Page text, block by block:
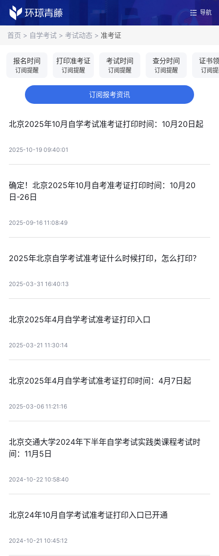
导航
首页 > 自学考试 > 考试动态 > 准考证
报名时间
订阅提醒
打印准考证
订阅提醒
考试时间
订阅提醒
查分时间
订阅提醒
证书
订阅
订阅报考资讯
北京2025年10月自学考试准考证打印时间：10月20日起
2025-10-19 09:40:01
确定！北京2025年10月自考准考证打印时间：10月20
日-26日
2025-09-16 11:08:49
2025年北京自学考试准考证什么时候打印，怎么打印？
2025-03-31 16:40:13
北京2025年4月自学考试准考证打印入口
2025-03-21 11:30:14
北京2025年4月自学考试准考证打印时间：4月7日起
2025-03-06 11:21:16
北京交通大学2024年下半年自学考试实践类课程考试时
间：11月5日
2024-10-22 10:58:40
北京24年10月自学考试准考证打印入口已开通
2024-10-21 10:45:12